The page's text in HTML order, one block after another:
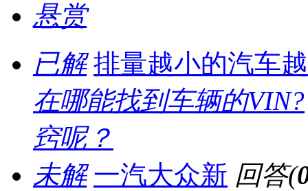
悬赏
已解 排量越小的汽车
在哪能找到车辆的VIN?
窍呢？
未解 一汽大众新 回答(